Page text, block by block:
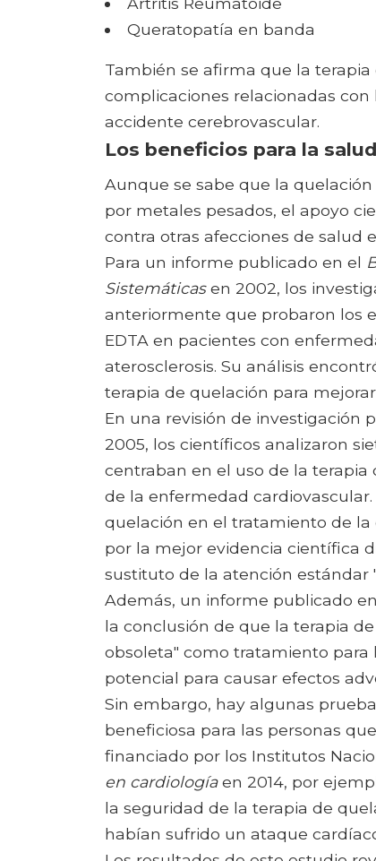
Queratopatía en banda
También se afirma que la
complicaciones relacionadas
accidente cerebrovascular.
Los beneficios para la
Aunque se sabe que la
por metales pesados, el apoyo
contra otras afecciones de salud
Para un informe publicado en el
Sistemáticasen 2002, los
anteriormente que probaron los
EDTA en pacientes con
aterosclerosis. Su análisis
terapia de quelación para
En una revisión de investigación
2005, los científicos analizaron
centraban en el uso de la
de la enfermedad
quelación en el tratamiento de
por la mejor evidencia científica
sustituto de la atención estándar
Además, un informe publicado
la conclusión de que la terapia
obsoleta" como tratamiento para
potencial para causar efectos
Sin embargo, hay algunas
beneficiosa para las personas
financiado por los Institutos
en cardiologíaen 2014, por
la seguridad de la terapia de
habían sufrido un ataque